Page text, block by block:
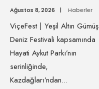
Ağustos 8, 2026 | Haberler
ViçeFest | Yeşil Altın Gümüş
Deniz Festivali kapsamında
Hayati Aykut Parkı’nın
serinliğinde,
Kazdağları’ndan...